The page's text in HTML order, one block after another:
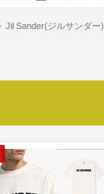
Jil Sander(ジルサンダー)